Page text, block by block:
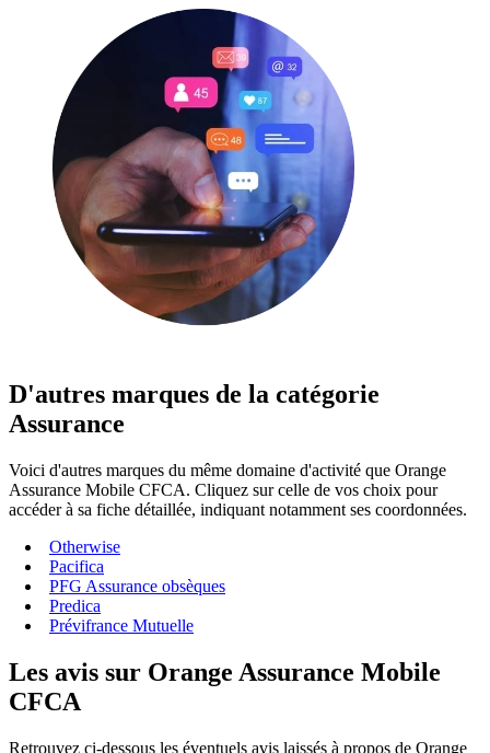
D'autres marques de la catégorie
Assurance
Voici d'autres marques du même domaine d'activité que Orange
Assurance Mobile CFCA. Cliquez sur celle de vos choix pour
accéder à sa fiche détaillée, indiquant notamment ses coordonnées.
Otherwise
Pacifica
PFG Assurance obsèques
Predica
Prévifrance Mutuelle
Les avis sur Orange Assurance Mobile
CFCA
Retrouvez ci-dessous les éventuels avis laissés à propos de Orange